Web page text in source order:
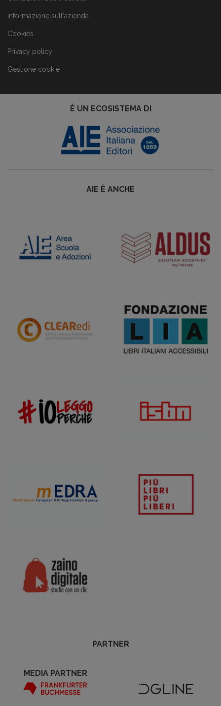
Informazione sull'azienda
Cookies
Privacy policy
Gestione cookie
È UN ECOSISTEMA DI
AIE È ANCHE
PARTNER
MEDIA PARTNER